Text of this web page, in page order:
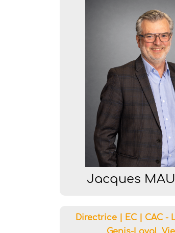
Jacques
Directrice | EC | CAC -